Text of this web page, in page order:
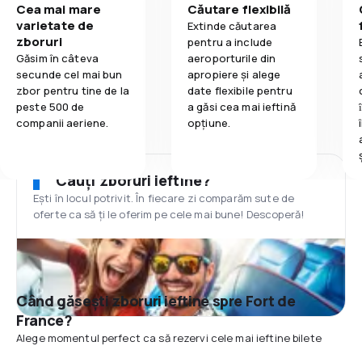
Cea mai mare
varietate de
zboruri
Găsim în câteva
secunde cel mai bun
zbor pentru tine de la
peste 500 de
companii aeriene.
Căutare flexibilă
Extinde căutarea
pentru a include
aeroporturile din
apropiere și alege
date flexibile pentru
a găsi cea mai ieftină
opțiune.
Cauți zboruri ieftine?
Ești în locul potrivit. În fiecare zi comparăm sute de
oferte ca să ți le oferim pe cele mai bune! Descoperă!
Când găsești zboruri ieftine spre Fort de
France?
Alege momentul perfect ca să rezervi cele mai ieftine bilete